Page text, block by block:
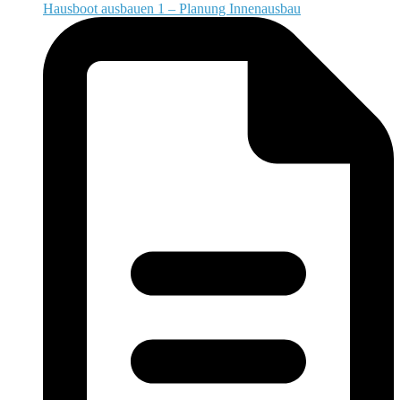
Hausboot ausbauen 1 – Planung Innenausbau